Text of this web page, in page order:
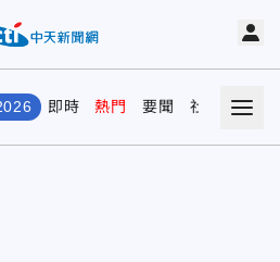
即時 熱門 要聞 社會 娛樂